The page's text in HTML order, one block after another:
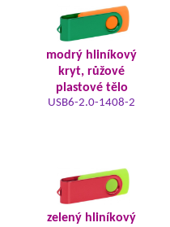
modrý hliníkový
kryt, růžové
plastové tělo
USB6-2.0-1408-2
zelený hliníkový